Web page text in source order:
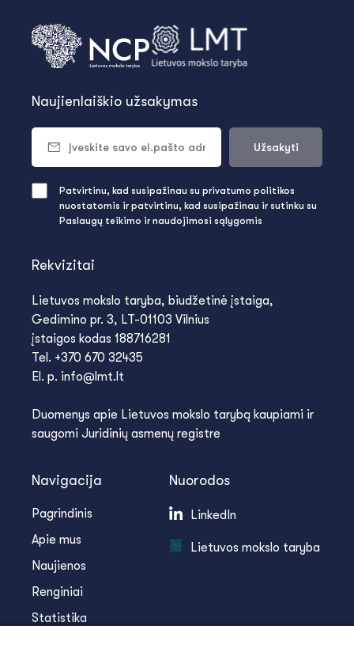
Rekvizitai
Lietuvos mokslo taryba, biudžetinė įstaiga,
Gedimino pr. 3, LT-01103 Vilnius
įstaigos kodas 188716281
Tel. +370 670 32435
El. p. info@lmt.lt
Duomenys apie Lietuvos mokslo tarybą kaupiami ir
saugomi Juridinių asmenų registre
Navigacija
Pagrindinis
Apie mus
Naujienos
Renginiai
Statistika
Nuorodos
LinkedIn
Lietuvos mokslo taryba
Naujienlaiškio užsakymas
Užsakyti
Patvirtinu, kad susipažinau su privatumo politikos
nuostatomis ir patvirtinu, kad susipažinau ir sutinku su
Paslaugų teikimo ir naudojimosi sąlygomis